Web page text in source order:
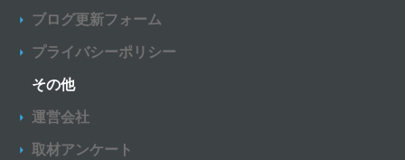
ブログ更新フォーム
プライバシーポリシー
その他
運営会社
取材アンケート